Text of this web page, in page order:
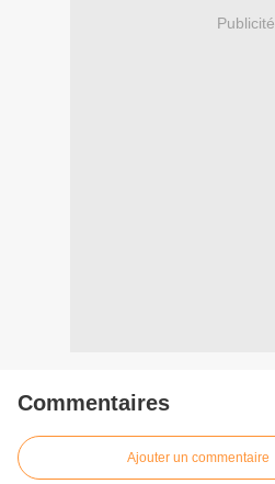
Publicité
Commentaires
Ajouter un commentaire